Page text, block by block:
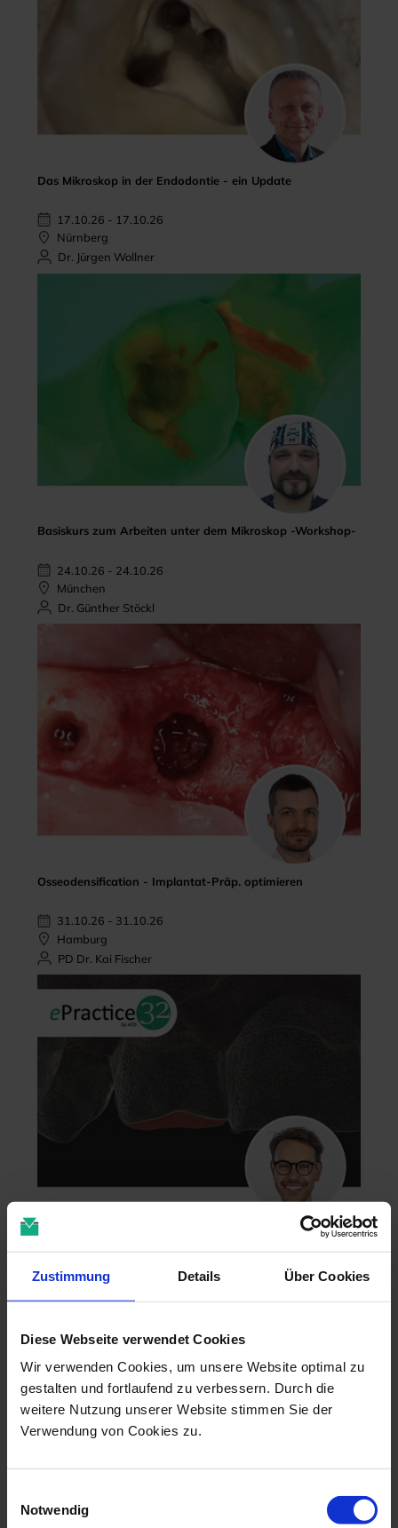
Zustimmung Details Über Cookies
Diese Webseite verwendet Cookies
Wir verwenden Cookies, um unsere Website optimal zu
gestalten und fortlaufend zu verbessern. Durch die
weitere Nutzung unserer Website stimmen Sie der
Verwendung von Cookies zu.
Notwendig
Das Mikroskop in der Endodontie - ein Update
17.10.26 - 17.10.26
Nürnberg
Dr. Jürgen Wollner
Basiskurs zum Arbeiten unter dem Mikroskop -Workshop-
24.10.26 - 24.10.26
München
Dr. Günther Stöckl
Osseodensification - Implantat-Präp. optimieren
31.10.26 - 31.10.26
Hamburg
PD Dr. Kai Fischer
Zahntechnik im 4D-Zeitalter
04.11.26 - 04.11.26